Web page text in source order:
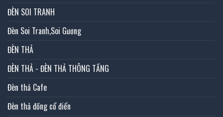
ĐÈN SOI TRANH
Đèn Soi Tranh,Soi Gương
ĐÈN THẢ
ĐÈN THẢ - ĐÈN THẢ THÔNG TẦNG
Đèn thả Cafe
Đèn thả đồng cổ điển